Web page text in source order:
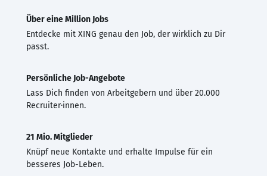
Über eine Million Jobs
Entdecke mit XING genau den Job, der wirklich zu Dir
passt.
Persönliche Job-Angebote
Lass Dich finden von Arbeitgebern und über 20.000
Recruiter·innen.
21 Mio. Mitglieder
Knüpf neue Kontakte und erhalte Impulse für ein
besseres Job-Leben.